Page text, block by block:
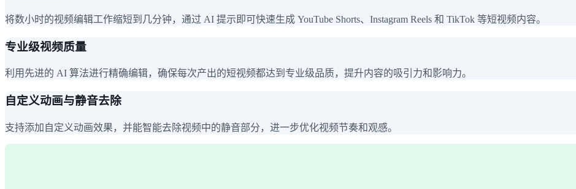
将数小时的视频编辑工作缩短到几分钟，通过 AI 提示即可快速生成 YouTube Shorts、Instagram Reels 和 TikTok 等短视频内容。
专业级视频质量
利用先进的 AI 算法进行精确编辑，确保每次产出的短视频都达到专业级品质，提升内容的吸引力和影响力。
自定义动画与静音去除
支持添加自定义动画效果，并能智能去除视频中的静音部分，进一步优化视频节奏和观感。